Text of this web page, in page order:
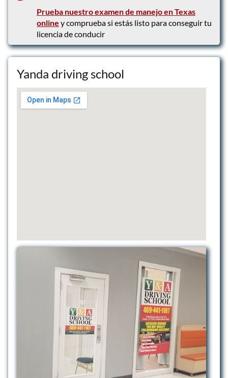
Paquete de 7 lecciones de conducción
para adolescentes
Prueba nuestro examen de manejo en Texas
online y comprueba si estás listo para conseguir tu
licencia de conducir
Yanda driving school